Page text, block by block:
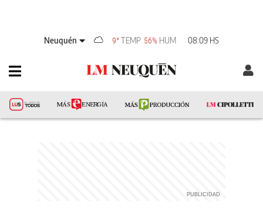
Neuquén 9°TEMP 56% HUM 08:09 HS